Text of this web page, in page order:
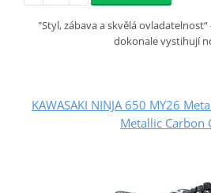
"Styl, zábava a skvělá
dokonale vystihují
KAWASAKI NINJA 650 MY26
Metallic Carbon